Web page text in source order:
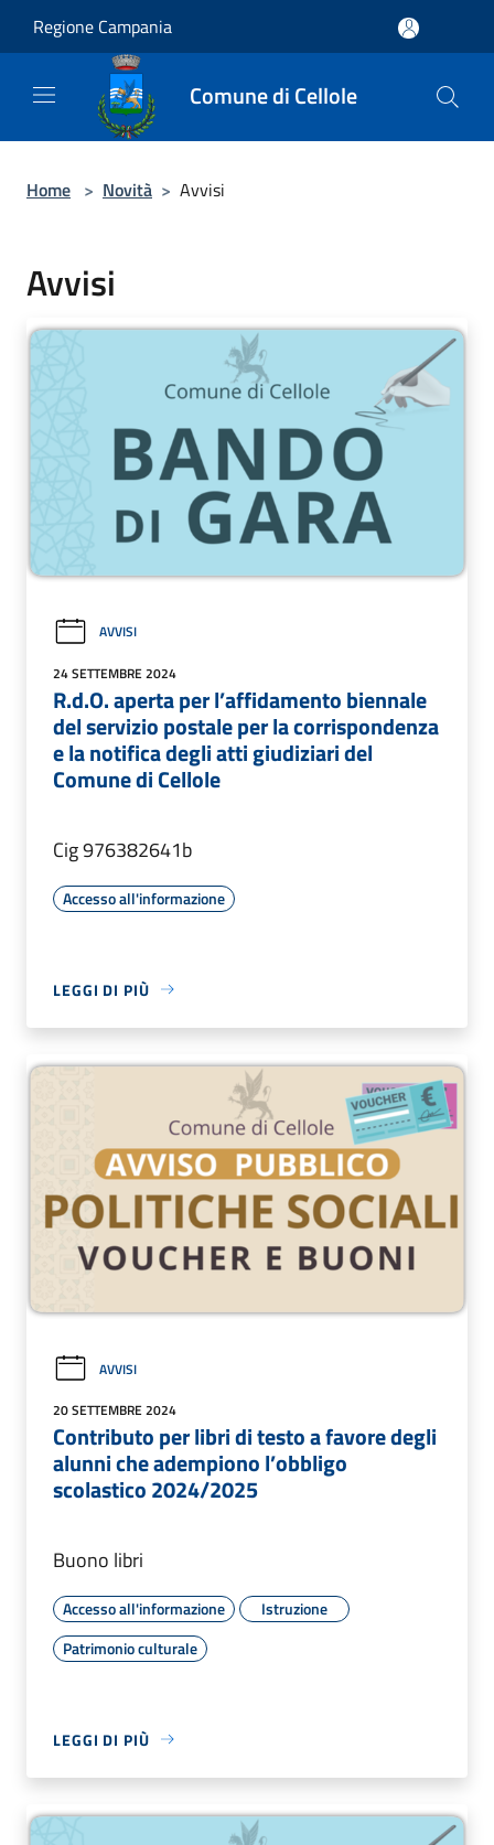
Regione Campania
Comune di Cellole
Home > Novità > Avvisi
Avvisi
AVVISI
24 SETTEMBRE 2024
R.d.O. aperta per l’affidamento biennale
del servizio postale per la corrispondenza
e la notifica degli atti giudiziari del
Comune di Cellole
Cig 976382641b
Accesso all'informazione
LEGGI DI PIÙ
AVVISI
20 SETTEMBRE 2024
Contributo per libri di testo a favore degli
alunni che adempiono l’obbligo
scolastico 2024/2025
Buono libri
Accesso all'informazione
Istruzione
Patrimonio culturale
LEGGI DI PIÙ